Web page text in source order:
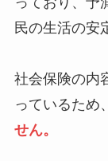
民の生活の安
社会保険の内
っているため、
せん。